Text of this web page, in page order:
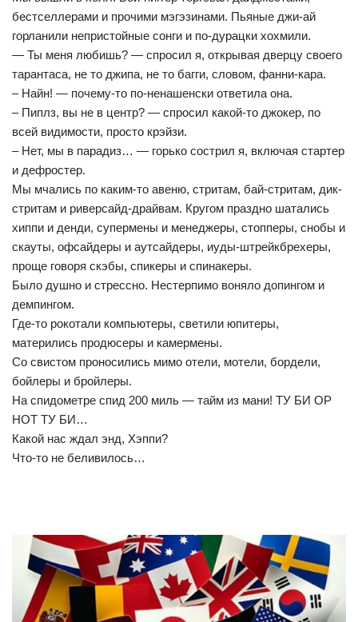
бестселлерами и прочими мэгэзинами. Пьяные джи-ай
горланили непристойные сонги и по-дурацки хохмили.
— Ты меня любишь? — спросил я, открывая дверцу своего
тарантаса, не то джипа, не то багги, словом, фанни-кара.
– Найн! — почему-то по-ненашенски ответила она.
– Пиплз, вы не в центр? — спросил какой-то джокер, по
всей видимости, просто крэйзи.
– Нет, мы в парадиз… — горько сострил я, включая стартер
и дефростер.
Мы мчались по каким-то авеню, стритам, бай-стритам, дик-
стритам и риверсайд-драйвам. Кругом праздно шатались
хиппи и денди, супермены и менеджеры, стопперы, снобы и
скауты, офсайдеры и аутсайдеры, иуды-штрейкбрехеры,
проще говоря скэбы, спикеры и спинакеры.
Было душно и стрессно. Нестерпимо воняло допингом и
демпингом.
Где-то рокотали компьютеры, светили юпитеры,
матерились продюсеры и камермены.
Со свистом проносились мимо отели, мотели, бордели,
бойлеры и бройлеры.
На спидометре спид 200 миль — тайм из мани! ТУ БИ ОР
НОТ ТУ БИ…
Какой нас ждал энд, Хэппи?
Что-то не беливилось…